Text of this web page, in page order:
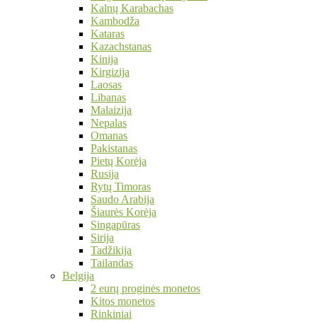
Kalnų Karabachas
Kambodža
Kataras
Kazachstanas
Kinija
Kirgizija
Laosas
Libanas
Malaizija
Nepalas
Omanas
Pakistanas
Pietų Korėja
Rusija
Rytų Timoras
Saudo Arabija
Šiaurės Korėja
Singapūras
Sirija
Tadžikija
Tailandas
Belgija
2 eurų proginės monetos
Kitos monetos
Rinkiniai